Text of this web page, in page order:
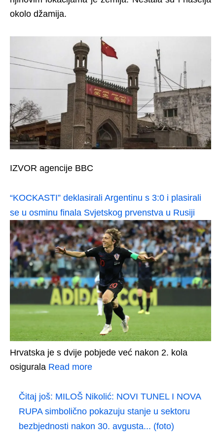
okolo džamija.
IZVOR agencije BBC
“KOCKASTI” deklasirali Argentinu s 3:0 i plasirali
se u osminu finala Svjetskog prvenstva u Rusiji
Hrvatska je s dvije pobjede već nakon 2. kola
osigurala Read more
Čitaj još: MILOŠ Nikolić: NOVI TUNEL I NOVA
RUPA simbolično pokazuju stanje u sektoru
bezbjednosti nakon 30. avgusta... (foto)